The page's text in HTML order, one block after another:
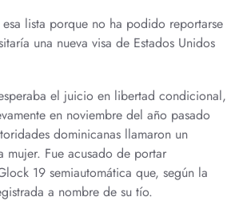
lista porque no ha podido reportarse
una nueva visa de Estados Unidos
el juicio en libertad condicional,
en noviembre del año pasado
dominicanas llamaron un
mujer. Fue acusado de portar
19 semiautomática que, según la
a nombre de su tío.